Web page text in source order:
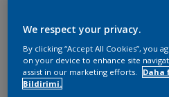
JN.00.87
We respect your privacy.
By clicking “Accept All Cookies”, you
on your device to enhance site
assist in our marketing efforts.
Daha
Bildirimi.